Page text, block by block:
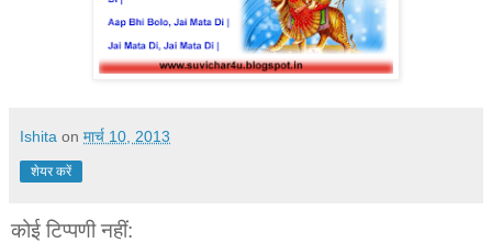
Ishita on मार्च 10, 2013
शेयर करें
कोई टिप्पणी नहीं: